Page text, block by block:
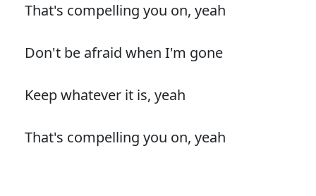
That's compelling you on, yeah
Don't be afraid when I'm gone
Keep whatever it is, yeah
That's compelling you on, yeah